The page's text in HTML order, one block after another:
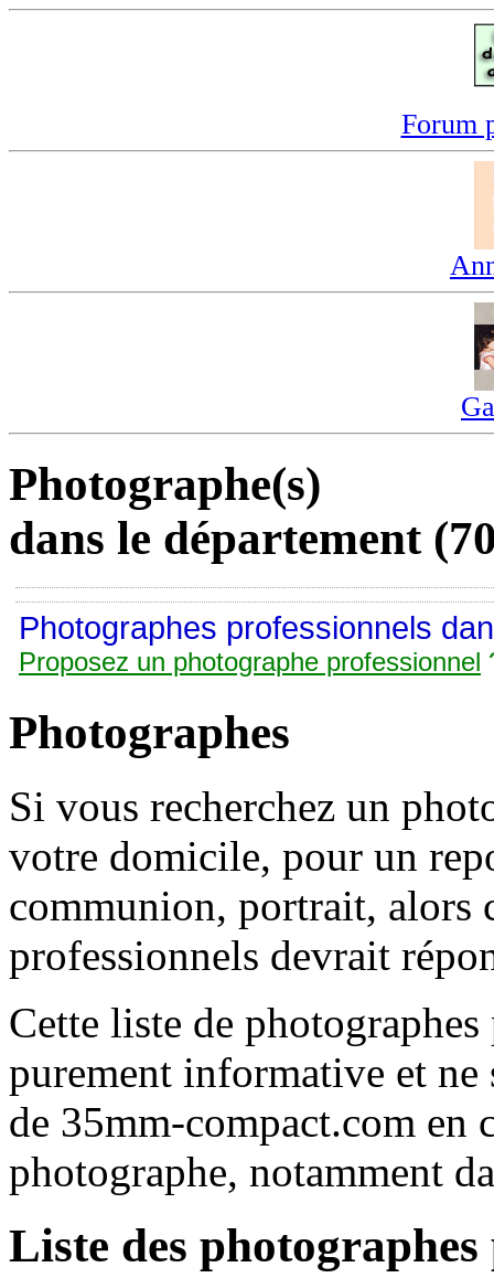
Forum
Photographe(s)
dans le département
Photographes professionnels
Proposez un photographe professionnel
Photographes
Si vous recherchez un
votre domicile, pour un
communion, portrait, alors
professionnels devrait
Cette liste de
purement informative et ne
de 35mm-compact.com en
photographe, notamment
Liste des